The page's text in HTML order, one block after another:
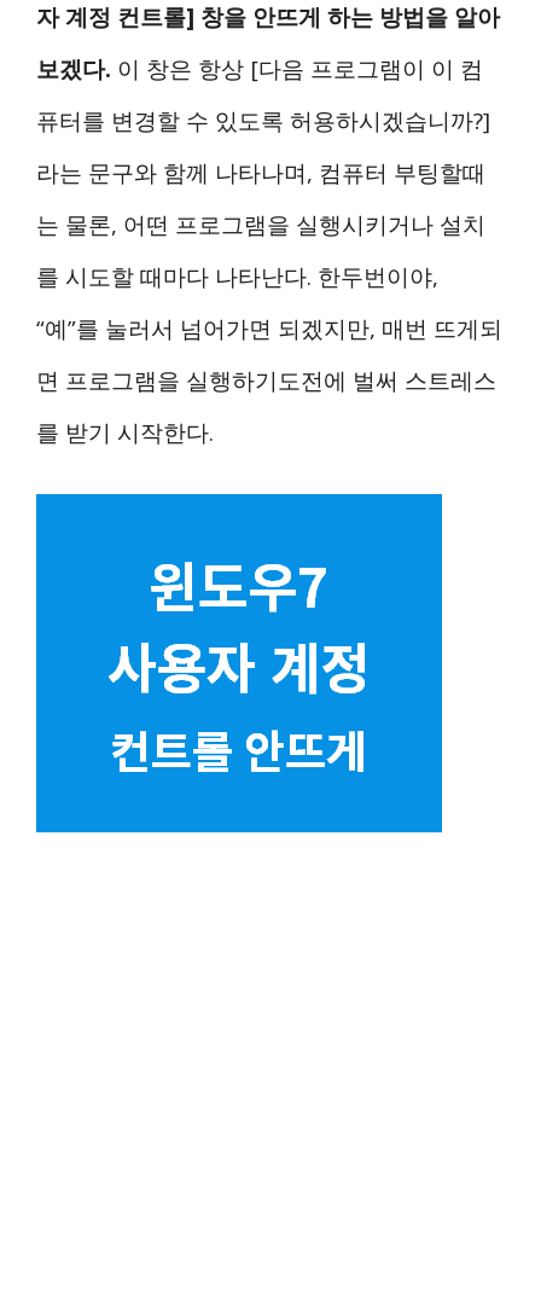
자 계정 컨트롤] 창을 안뜨게 하는 방법을 알아
보겠다. 이 창은 항상 [다음 프로그램이 이 컴
퓨터를 변경할 수 있도록 허용하시겠습니까?]
라는 문구와 함께 나타나며, 컴퓨터 부팅할때
는 물론, 어떤 프로그램을 실행시키거나 설치
를 시도할 때마다 나타난다. 한두번이야,
“예”를 눌러서 넘어가면 되겠지만, 매번 뜨게되
면 프로그램을 실행하기도전에 벌써 스트레스
를 받기 시작한다.